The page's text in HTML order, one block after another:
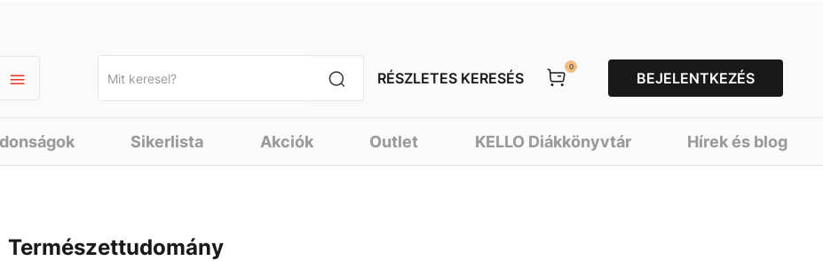
RÉSZLETES KERESÉS
0
BEJELENTKEZÉS
Sikerlista Akciók Outlet KELLO Diákkönyvtár Hírek és blog
Természettudomány